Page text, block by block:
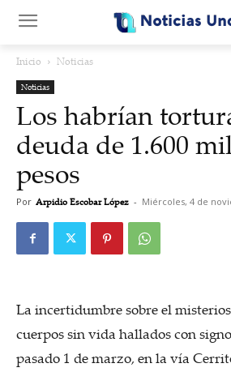
Inicio Noticias
Noticias
Los habrían
deuda de 1.600
pesos
Por Arpidio Escobar López - Miércoles, 4 de
La incertidumbre sobre el
cuerpos sin vida hallados con
pasado 1 de marzo, en la vía